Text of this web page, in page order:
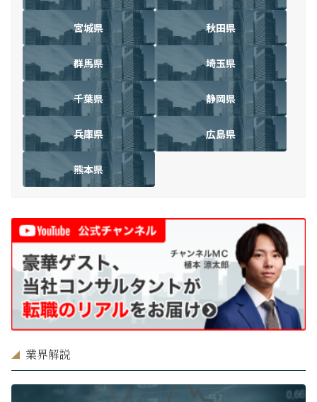
宮城県 秋田県
群馬県 埼玉県
千葉県 静岡県
兵庫県 広島県
熊本県
業界解説